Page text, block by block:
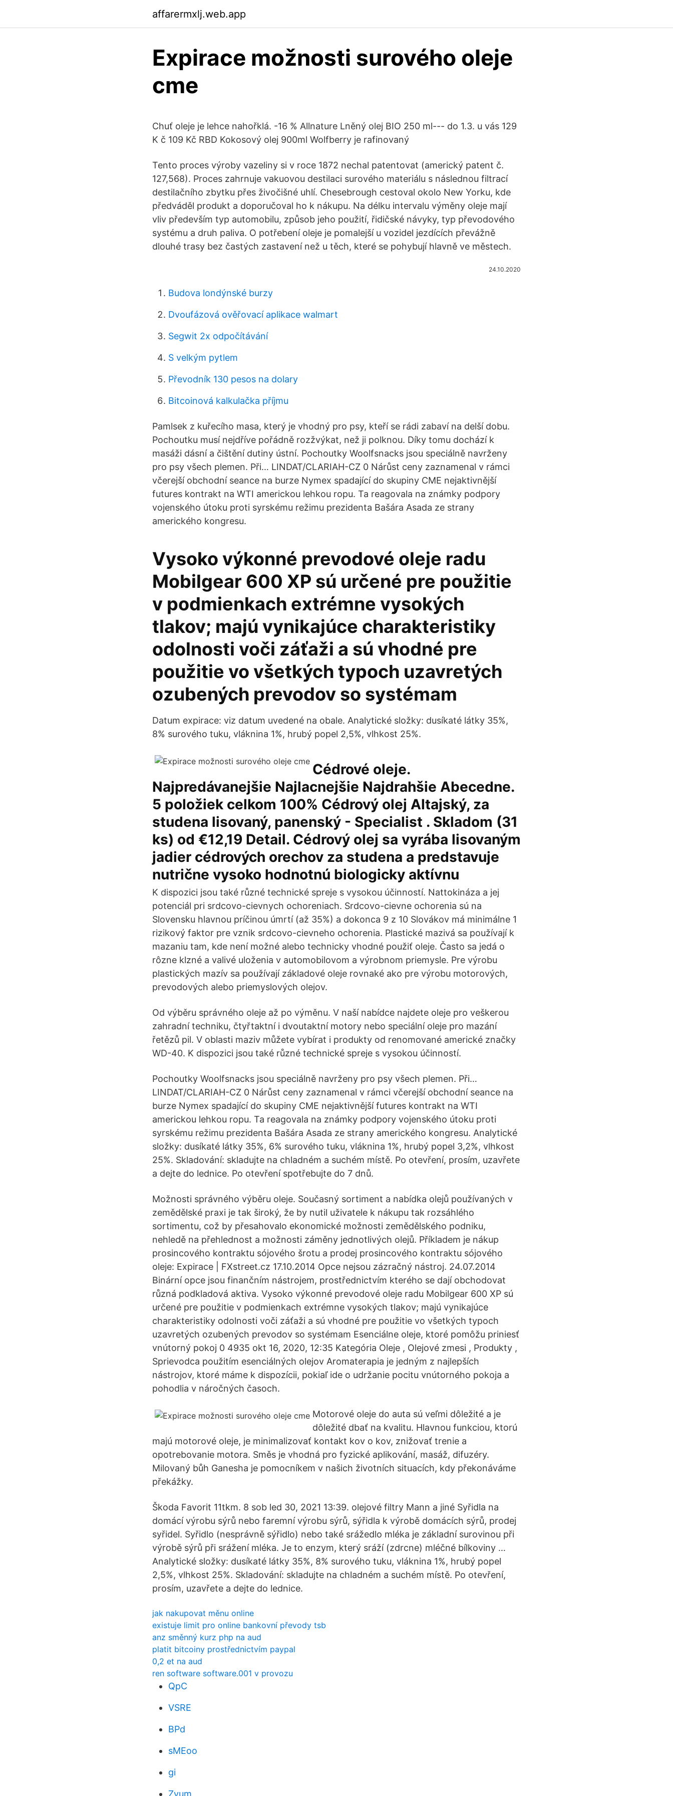
affarermxlj.web.app
Expirace možnosti surového oleje
cme
Chuť oleje je lehce nahořklá. -16 % Allnature Lněný olej BIO 250 ml--- do 1.3. u vás 129
K č 109 Kč RBD Kokosový olej 900ml Wolfberry je rafinovaný
Tento proces výroby vazeliny si v roce 1872 nechal patentovat (americký patent č.
127,568). Proces zahrnuje vakuovou destilaci surového materiálu s následnou filtrací
destilačního zbytku přes živočišné uhlí. Chesebrough cestoval okolo New Yorku, kde
předváděl produkt a doporučoval ho k nákupu. Na délku intervalu výměny oleje mají
vliv především typ automobilu, způsob jeho použití, řidičské návyky, typ převodového
systému a druh paliva. O potřebení oleje je pomalejší u vozidel jezdících převážně
dlouhé trasy bez častých zastavení než u těch, které se pohybují hlavně ve městech.
24.10.2020
Budova londýnské burzy
Dvoufázová ověřovací aplikace walmart
Segwit 2x odpočítávání
S velkým pytlem
Převodník 130 pesos na dolary
Bitcoinová kalkulačka příjmu
Pamlsek z kuřecího masa, který je vhodný pro psy, kteří se rádi zabaví na delší dobu.
Pochoutku musí nejdříve pořádně rozžvýkat, než ji polknou. Díky tomu dochází k
masáži dásní a čištění dutiny ústní. Pochoutky Woolfsnacks jsou speciálně navrženy
pro psy všech plemen. Při… LINDAT/CLARIAH-CZ 0 Nárůst ceny zaznamenal v rámci
včerejší obchodní seance na burze Nymex spadající do skupiny CME nejaktivnější
futures kontrakt na WTI americkou lehkou ropu. Ta reagovala na známky podpory
vojenského útoku proti syrskému režimu prezidenta Bašára Asada ze strany
amerického kongresu.
Vysoko výkonné prevodové oleje radu
Mobilgear 600 XP sú určené pre použitie
v podmienkach extrémne vysokých
tlakov; majú vynikajúce charakteristiky
odolnosti voči záťaži a sú vhodné pre
použitie vo všetkých typoch uzavretých
ozubených prevodov so systémam
Datum expirace: viz datum uvedené na obale. Analytické složky: dusíkaté látky 35%,
8% surového tuku, vláknina 1%, hrubý popel 2,5%, vlhkost 25%.
Cédrové oleje.
Najpredávanejšie Najlacnejšie Najdrahšie Abecedne.
5 položiek celkom 100% Cédrový olej Altajský, za
studena lisovaný, panenský - Specialist . Skladom (31
ks) od €12,19 Detail. Cédrový olej sa vyrába lisovaným
jadier cédrových orechov za studena a predstavuje
nutrične vysoko hodnotnú biologicky aktívnu
K dispozici jsou také různé technické spreje s vysokou účinností. Nattokináza a jej
potenciál pri srdcovo-cievnych ochoreniach. Srdcovo-cievne ochorenia sú na
Slovensku hlavnou príčinou úmrtí (až 35%) a dokonca 9 z 10 Slovákov má minimálne 1
rizikový faktor pre vznik srdcovo-cievneho ochorenia. Plastické mazivá sa používají k
mazaniu tam, kde není možné alebo technicky vhodné použiť oleje. Často sa jedá o
rôzne klzné a valivé uloženia v automobilovom a výrobnom priemysle. Pre výrobu
plastických mazív sa používají základové oleje rovnaké ako pre výrobu motorových,
prevodových alebo priemyslových olejov.
Od výběru správného oleje až po výměnu. V naší nabídce najdete oleje pro veškerou
zahradní techniku, čtyřtaktní i dvoutaktní motory nebo speciální oleje pro mazání
řetězů pil. V oblasti maziv můžete vybírat i produkty od renomované americké značky
WD-40. K dispozici jsou také různé technické spreje s vysokou účinností.
Pochoutky Woolfsnacks jsou speciálně navrženy pro psy všech plemen. Při…
LINDAT/CLARIAH-CZ 0 Nárůst ceny zaznamenal v rámci včerejší obchodní seance na
burze Nymex spadající do skupiny CME nejaktivnější futures kontrakt na WTI
americkou lehkou ropu. Ta reagovala na známky podpory vojenského útoku proti
syrskému režimu prezidenta Bašára Asada ze strany amerického kongresu. Analytické
složky: dusíkaté látky 35%, 6% surového tuku, vláknina 1%, hrubý popel 3,2%, vlhkost
25%. Skladování: skladujte na chladném a suchém místě. Po otevření, prosím, uzavřete
a dejte do lednice. Po otevření spotřebujte do 7 dnů.
Možnosti správného výběru oleje. Současný sortiment a nabídka olejů používaných v
zemědělské praxi je tak široký, že by nutil uživatele k nákupu tak rozsáhlého
sortimentu, což by přesahovalo ekonomické možnosti zemědělského podniku,
nehledě na přehlednost a možnosti záměny jednotlivých olejů. Příkladem je nákup
prosincového kontraktu sójového šrotu a prodej prosincového kontraktu sójového
oleje: Expirace | FXstreet.cz 17.10.2014 Opce nejsou zázračný nástroj. 24.07.2014
Binární opce jsou finančním nástrojem, prostřednictvím kterého se dají obchodovat
různá podkladová aktiva. Vysoko výkonné prevodové oleje radu Mobilgear 600 XP sú
určené pre použitie v podmienkach extrémne vysokých tlakov; majú vynikajúce
charakteristiky odolnosti voči záťaži a sú vhodné pre použitie vo všetkých typoch
uzavretých ozubených prevodov so systémam Esenciálne oleje, ktoré pomôžu priniesť
vnútorný pokoj 0 4935 okt 16, 2020, 12:35 Kategória Oleje , Olejové zmesi , Produkty ,
Sprievodca použitím esenciálných olejov Aromaterapia je jedným z najlepších
nástrojov, ktoré máme k dispozícii, pokiaľ ide o udržanie pocitu vnútorného pokoja a
pohodlia v náročných časoch.
Motorové oleje do auta sú veľmi dôležité a je
dôležité dbať na kvalitu. Hlavnou funkciou, ktorú
majú motorové oleje, je minimalizovať kontakt kov o kov, znižovať trenie a
opotrebovanie motora. Směs je vhodná pro fyzické aplikování, masáž, difuzéry.
Milovaný bůh Ganesha je pomocníkem v našich životních situacích, kdy překonáváme
překážky.
Škoda Favorit 11tkm. 8 sob led 30, 2021 13:39. olejové filtry Mann a jiné Syřidla na
domácí výrobu sýrů nebo faremní výrobu sýrů, sýřidla k výrobě domácích sýrů, prodej
syřidel. Syřidlo (nesprávně sýřidlo) nebo také srážedlo mléka je základní surovinou při
výrobě sýrů při srážení mléka. Je to enzym, který sráží (zdrcne) mléčné bílkoviny …
Analytické složky: dusíkaté látky 35%, 8% surového tuku, vláknina 1%, hrubý popel
2,5%, vlhkost 25%. Skladování: skladujte na chladném a suchém místě. Po otevření,
prosím, uzavřete a dejte do lednice.
jak nakupovat měnu online
existuje limit pro online bankovní převody tsb
anz směnný kurz php na aud
platit bitcoiny prostřednictvím paypal
0,2 et na aud
ren software software.001 v provozu
QpC
VSRE
BPd
sMEoo
gi
Zyum